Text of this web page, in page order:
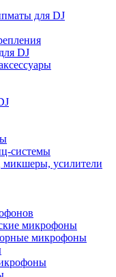
для DJ
DJ
системы
усилители
микрофоны
микрофоны